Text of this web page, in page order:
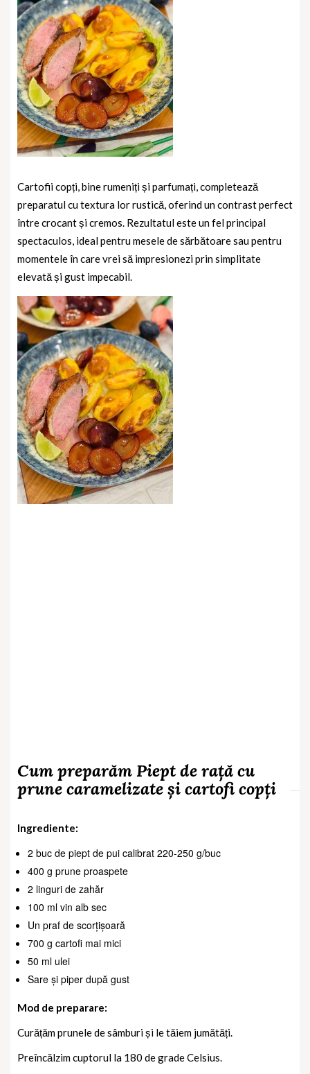
Cartofii copți, bine rumeniți și parfumați, completează
preparatul cu textura lor rustică, oferind un contrast perfect
între crocant și cremos. Rezultatul este un fel principal
spectaculos, ideal pentru mesele de sărbătoare sau pentru
momentele în care vrei să impresionezi prin simplitate
elevată și gust impecabil.
Cum preparăm Piept de rață cu
prune caramelizate și cartofi copți
Ingrediente:
2 buc de piept de pui calibrat 220-250 g/buc
400 g prune proaspete
2 linguri de zahăr
100 ml vin alb sec
Un praf de scorțișoară
700 g cartofi mai mici
50 ml ulei
Sare și piper după gust
Mod de preparare:
Curățăm prunele de sâmburi și le tăiem jumătăți.
Preîncălzim cuptorul la 180 de grade Celsius.